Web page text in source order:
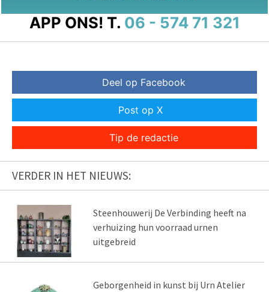
APP ONS! T. 06 - 574 71 321
Deel op Facebook
Post op X
Tip de redactie
VERDER IN HET NIEUWS:
Steenhouwerij De Verbinding heeft na
verhuizing hun voorraad urnen
uitgebreid
Geborgenheid in kunst bij Urn Atelier